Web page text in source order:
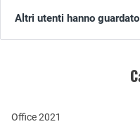
Altri utenti hanno
Office 2021